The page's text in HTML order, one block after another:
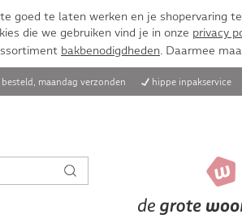
goed te laten werken en je shopervaring
die we gebruiken vind je in onze privacy
bakbenodigdheden. Daarmee
maandag verzonden hippe inpakservice